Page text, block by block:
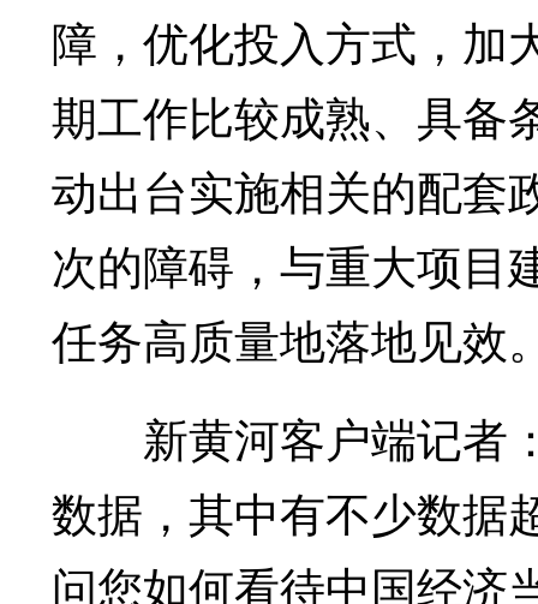
障，优化投入方式，加
期工作比较成熟、具备
动出台实施相关的配套
次的障碍，与重大项目
任务高质量地落地见效
新黄河客户端记者
数据，其中有不少数据
问您如何看待中国经济